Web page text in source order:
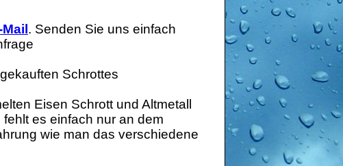
. Senden Sie uns einfach
Schrottes
Eisen Schrott und Altmetall
es einfach nur an dem
wie man das verschiedene